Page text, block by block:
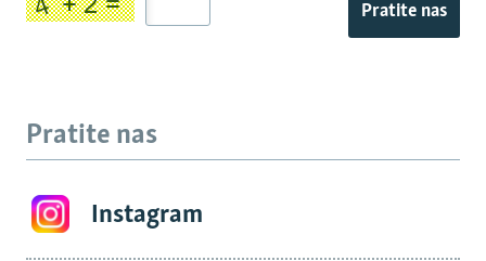
Pratite nas
Pratite nas
Instagram